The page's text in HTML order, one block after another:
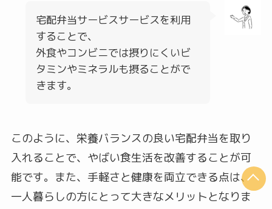
宅配弁当サービスサービスを利用
することで、
外食やコンビニでは摂りにくいビ
タミンやミネラルも摂ることがで
きます。
このように、栄養バランスの良い宅配弁当を取り
入れることで、やばい食生活を改善することが可
能です。また、手軽さと健康を両立できる点は、
一人暮らしの方にとって大きなメリットとなりま